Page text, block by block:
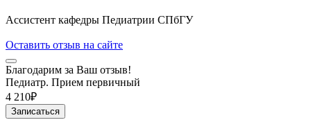
Ассистент кафедры Педиатрии СПбГУ
Оставить отзыв на сайте
Благодарим за Ваш отзыв!
Педиатр. Прием первичный
4 210₽
Записаться